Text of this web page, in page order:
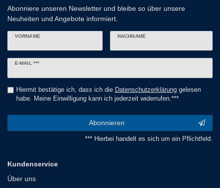
Abonniere unseren Newsletter und bleibe so über unsere
Neuheiten und Angebote informiert.
VORNAME NACHNAME
E-MAIL ***
Newsletter
Hiermit bestätige ich, dass ich die Daten­schutz­erklärunggelesen
habe. Meine Einwilligung kann ich jederzeit widerrufen.***
Abonnieren
*** Hierbei handelt es sich um ein Pflichtfeld.
Kundenservice
Über uns